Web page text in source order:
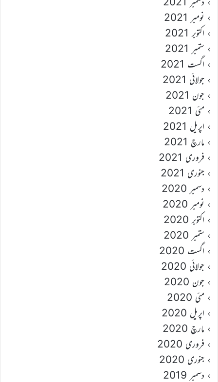
نومبر 2021
اکتوبر 2021
ستمبر 2021
اگست 2021
جولائی 2021
جون 2021
مئی 2021
اپریل 2021
مارچ 2021
فروری 2021
جنوری 2021
دسمبر 2020
نومبر 2020
اکتوبر 2020
ستمبر 2020
اگست 2020
جولائی 2020
جون 2020
مئی 2020
اپریل 2020
مارچ 2020
فروری 2020
جنوری 2020
دسمبر 2019